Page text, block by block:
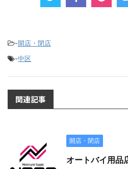
-開店・閉店
-中区
関連記事
開店・閉店
オートバイ用品